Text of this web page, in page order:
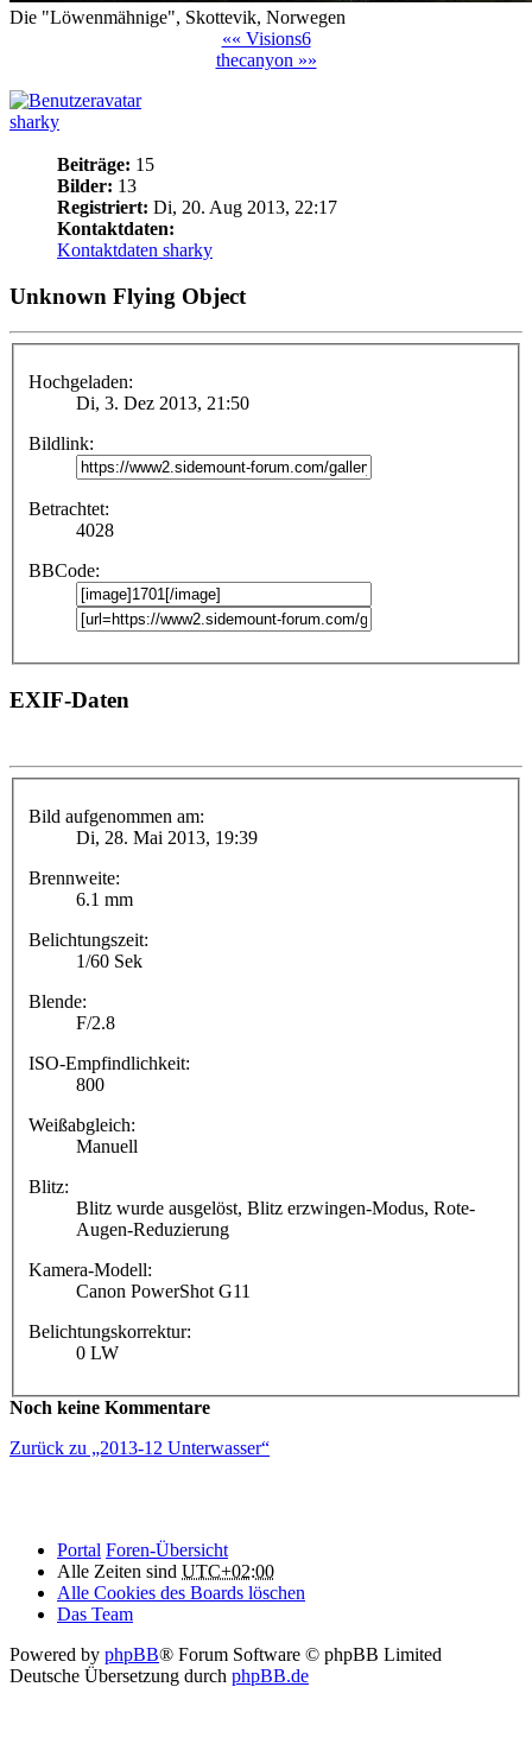
Die "Löwenmähnige", Skottevik, Norwegen
«« Visions6
thecanyon »»
sharky
Beiträge: 15
Bilder: 13
Registriert: Di, 20. Aug 2013, 22:17
Kontaktdaten:
Kontaktdaten sharky
Unknown Flying Object
Hochgeladen:
Di, 3. Dez 2013, 21:50
Bildlink:
Betrachtet:
4028
BBCode:
EXIF-Daten
Bild aufgenommen am:
Di, 28. Mai 2013, 19:39
Brennweite:
6.1 mm
Belichtungszeit:
1/60 Sek
Blende:
F/2.8
ISO-Empfindlichkeit:
800
Weißabgleich:
Manuell
Blitz:
Blitz wurde ausgelöst, Blitz erzwingen-Modus, Rote-
Augen-Reduzierung
Kamera-Modell:
Canon PowerShot G11
Belichtungskorrektur:
0 LW
Noch keine Kommentare
Zurück zu „2013-12 Unterwasser“
Portal Foren-Übersicht
Alle Zeiten sind UTC+02:00
Alle Cookies des Boards löschen
Das Team
Powered by phpBB® Forum Software © phpBB Limited
Deutsche Übersetzung durch phpBB.de